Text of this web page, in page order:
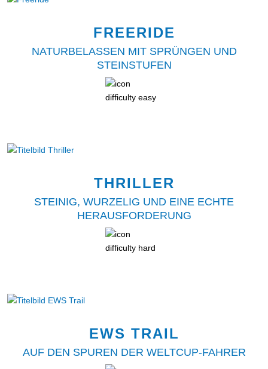
FREERIDE
NATURBELASSEN MIT SPRÜNGEN UND
STEINSTUFEN
THRILLER
STEINIG, WURZELIG UND EINE ECHTE
HERAUSFORDERUNG
EWS TRAIL
AUF DEN SPUREN DER WELTCUP-FAHRER